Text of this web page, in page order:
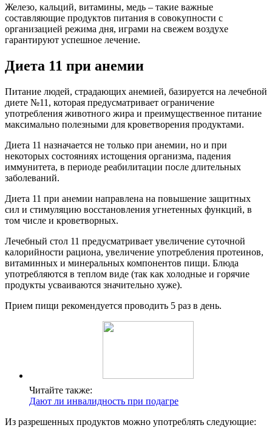
Железо, кальций, витамины, медь – такие важные
составляющие продуктов питания в совокупности с
организацией режима дня, играми на свежем воздухе
гарантируют успешное лечение.
Диета 11 при анемии
Питание людей, страдающих анемией, базируется на лечебной
диете №11, которая предусматривает ограничение
употребления животного жира и преимущественное питание
максимально полезными для кроветворения продуктами.
Диета 11 назначается не только при анемии, но и при
некоторых состояниях истощения организма, падения
иммунитета, в периоде реабилитации после длительных
заболеваний.
Диета 11 при анемии направлена на повышение защитных
сил и стимуляцию восстановления угнетенных функций, в
том числе и кроветворных.
Лечебный стол 11 предусматривает увеличение суточной
калорийности рациона, увеличение употребления протеинов,
витаминных и минеральных компонентов пищи. Блюда
употребляются в теплом виде (так как холодные и горячие
продукты усваиваются значительно хуже).
Прием пищи рекомендуется проводить 5 раз в день.
Читайте также:
Дают ли инвалидность при подагре
Из разрешенных продуктов можно употреблять следующие: